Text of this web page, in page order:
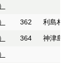
362 利島村
364 神津島